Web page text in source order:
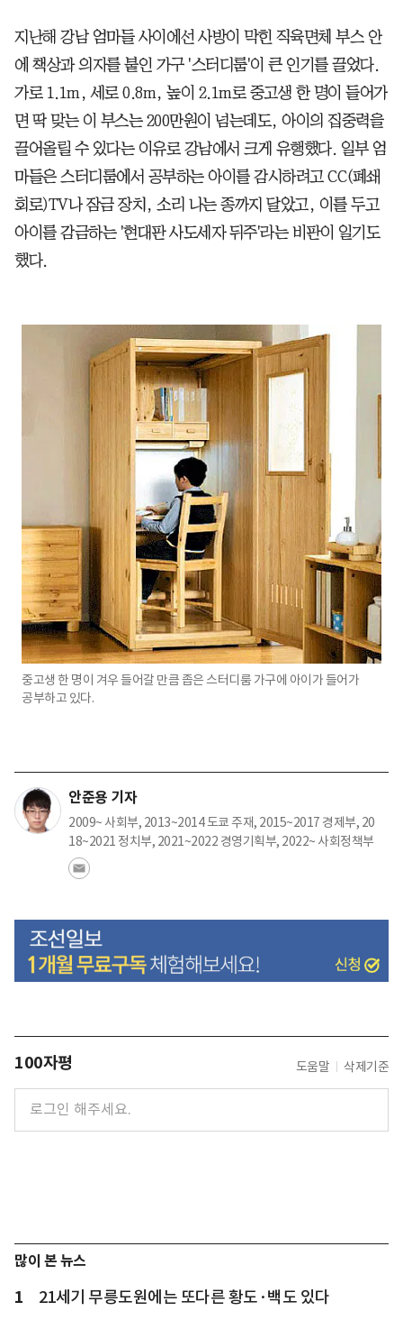
지난해 강남 엄마들 사이에선 사방이 막힌 직육면체 부스 안
에 책상과 의자를 붙인 가구 '스터디룸'이 큰 인기를 끌었다.
가로 1.1m, 세로 0.8m, 높이 2.1m로 중고생 한 명이 들어가
면 딱 맞는 이 부스는 200만원이 넘는데도, 아이의 집중력을
끌어올릴 수 있다는 이유로 강남에서 크게 유행했다. 일부 엄
마들은 스터디룸에서 공부하는 아이를 감시하려고 CC(폐쇄
회로)TV나 잠금 장치, 소리 나는 종까지 달았고, 이를 두고
아이를 감금하는 '현대판 사도세자 뒤주'라는 비판이 일기도
했다.
중고생 한 명이 겨우 들어갈 만큼 좁은 스터디룸 가구에 아이가 들어가
공부하고 있다.
안준용 기자
2009~ 사회부, 2013~2014 도쿄 주재, 2015~2017 경제부, 20
18~2021 정치부, 2021~2022 경영기획부, 2022~ 사회정책부
100자평 도움말 삭제기준
많이 본 뉴스
1 21세기 무릉도원에는 또다른 황도·백도 있다